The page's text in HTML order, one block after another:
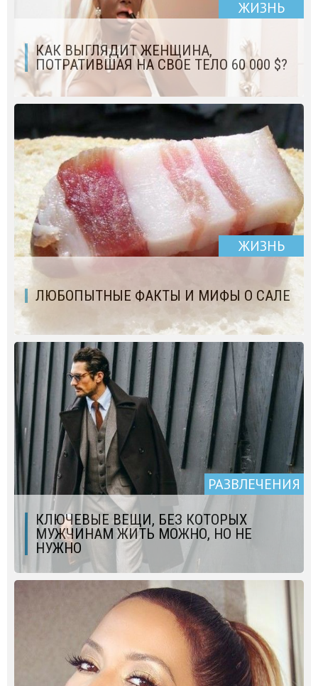
ЖИЗНЬ
КАК ВЫГЛЯДИТ ЖЕНЩИНА,
ПОТРАТИВШАЯ НА СВОЕ ТЕЛО 60 000 $?
ЖИЗНЬ
ЛЮБОПЫТНЫЕ ФАКТЫ И МИФЫ О САЛЕ
РАЗВЛЕЧЕНИЯ
КЛЮЧЕВЫЕ ВЕЩИ, БЕЗ КОТОРЫХ
МУЖЧИНАМ ЖИТЬ МОЖНО, НО НЕ
НУЖНО